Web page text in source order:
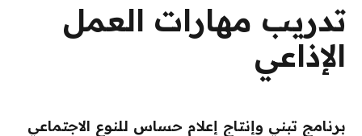
تدريب مهارات العمل
الإذاعي
برنامج تبني وإنتاج إعلام حساس للنوع الاجتماعي